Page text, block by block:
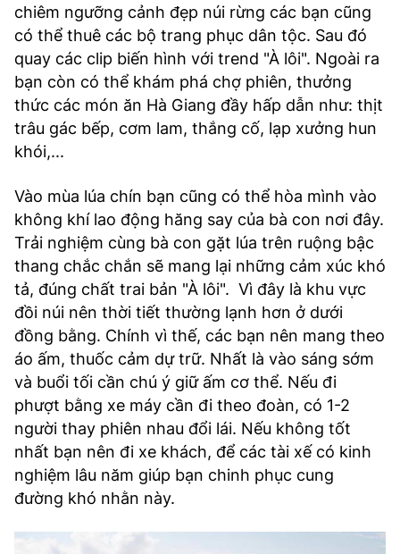
chiêm ngưỡng cảnh đẹp núi rừng các bạn cũng
có thể thuê các bộ trang phục dân tộc. Sau đó
quay các clip biến hình với trend "À lôi". Ngoài ra
bạn còn có thể khám phá chợ phiên, thưởng
thức các món ăn Hà Giang đầy hấp dẫn như: thịt
trâu gác bếp, cơm lam, thắng cố, lạp xưởng hun
khói,...
Vào mùa lúa chín bạn cũng có thể hòa mình vào
không khí lao động hăng say của bà con nơi đây.
Trải nghiệm cùng bà con gặt lúa trên ruộng bậc
thang chắc chắn sẽ mang lại những cảm xúc khó
tả, đúng chất trai bản "À lôi". Vì đây là khu vực
đồi núi nên thời tiết thường lạnh hơn ở dưới
đồng bằng. Chính vì thế, các bạn nên mang theo
áo ấm, thuốc cảm dự trữ. Nhất là vào sáng sớm
và buổi tối cần chú ý giữ ấm cơ thể. Nếu đi
phượt bằng xe máy cần đi theo đoàn, có 1-2
người thay phiên nhau đổi lái. Nếu không tốt
nhất bạn nên đi xe khách, để các tài xế có kinh
nghiệm lâu năm giúp bạn chinh phục cung
đường khó nhằn này.